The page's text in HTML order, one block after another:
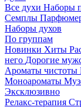
Все духи Наборы
Семплы
Наборы духов
По группам
Новинки Хиты
него Дорогие
Ароматы чистоты
Моноароматы
Эксклюзивно
Релакс-терапия